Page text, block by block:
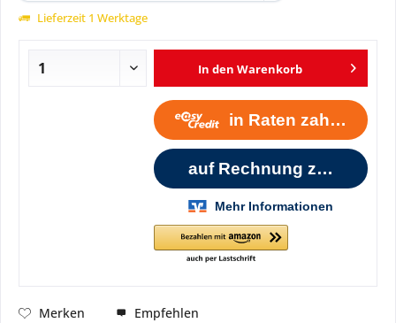
Lieferzeit 1 Werktage
In den Warenkorb
Merken Empfehlen